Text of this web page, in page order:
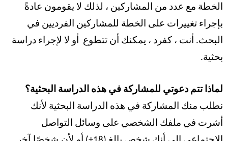
الخطة مع عدد من المشاركين ، لذلك لا يقومون عادةً
بإجراء تغييرات على الخطة للمشاركين الفرديين في
البحث. أنت ، كفرد ، يمكنك أن تتطوع أو لا لإجراء دراسة
بحثية.
لماذا تتم دعوتي للمشاركة في هذه الدراسة البحثية؟
نطلب منك المشاركة في هذه الدراسة البحثية لأنك
أشرت في ملفك الشخصي على وسائل التواصل